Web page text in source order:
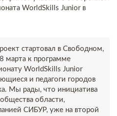
WorldSkills Junior в
стартовал в Свободном,
марта к программе
WorldSkills Junior
и педагоги городов
Мы рады, что инициатива
области,
СИБУР, уже на второй